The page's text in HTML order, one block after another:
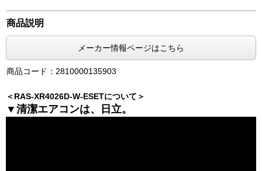
商品説明
メーカー情報ページはこちら
商品コード：2810000135903
＜RAS-XR4026D-W-ESETについて＞
▼清潔エアコンは、日立。